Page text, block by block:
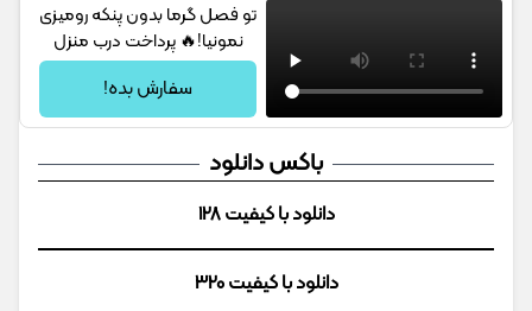
تو فصل گرما بدون پنکه رومیزی
نمونیا!🔥 پرداخت درب منزل
سفارش بده!
باکس دانلود
دانلود با کیفیت 128
دانلود با کیفیت 320